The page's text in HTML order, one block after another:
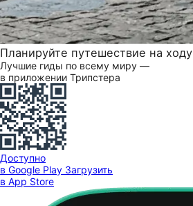
Планируйте путешествие на ходу
Лучшие гиды по всему миру —
в приложении Трипстера
Доступно
в Google Play Загрузить
в App Store